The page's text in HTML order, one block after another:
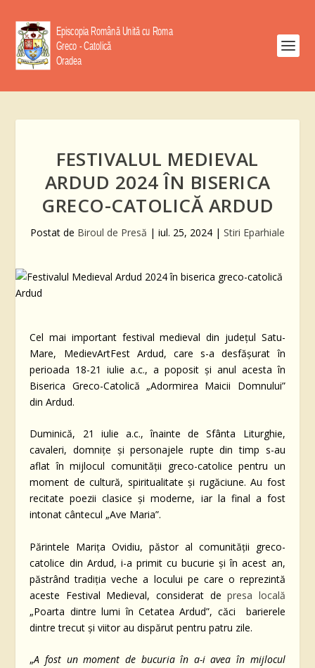
FESTIVALUL MEDIEVAL
ARDUD 2024 ÎN BISERICA
GRECO-CATOLICĂ ARDUD
Postat de Biroul de Presă | iul. 25, 2024 | Stiri Eparhiale
Cel mai important festival medieval din județul Satu-
Mare, MedievArtFest Ardud, care s-a desfășurat în
perioada 18-21 iulie a.c., a poposit și anul acesta în
Biserica Greco-Catolică „Adormirea Maicii Domnului”
din Ardud.
Duminică, 21 iulie a.c., înainte de Sfânta Liturghie,
cavaleri, domnițe și personajele rupte din timp s-au
aflat în mijlocul comunității greco-catolice pentru un
moment de cultură, spiritualitate și rugăciune. Au fost
recitate poezii clasice și moderne, iar la final a fost
intonat cântecul „Ave Maria”.
Părintele Marița Ovidiu, păstor al comunității greco-
catolice din Ardud, i-a primit cu bucurie și în acest an,
păstrând tradiția veche a locului pe care o reprezintă
aceste Festival Medieval, considerat depresa locală
„Poarta dintre lumi în Cetatea Ardud”, căci barierele
dintre trecut și viitor au dispărut pentru patru zile.
„A fost un moment de bucuria în a-i avea în mijlocul